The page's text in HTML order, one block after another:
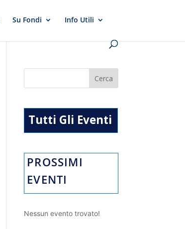
Su Fondi Info Utili
Tutti Gli Eventi
PROSSIMI
EVENTI
Nessun evento trovato!